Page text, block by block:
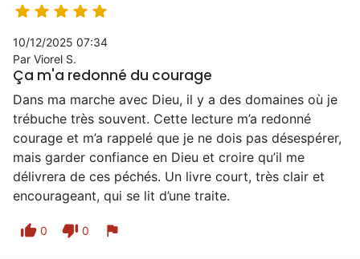
    
10/12/2025 07:34
Par Viorel S.
Ça m'a redonné du courage
Dans ma marche avec Dieu, il y a des domaines où je
trébuche très souvent. Cette lecture m’a redonné
courage et m’a rappelé que je ne dois pas désespérer,
mais garder confiance en Dieu et croire qu’il me
délivrera de ces péchés. Un livre court, très clair et
encourageant, qui se lit d’une traite.
thumb_up 0 thumb_down 0 flag